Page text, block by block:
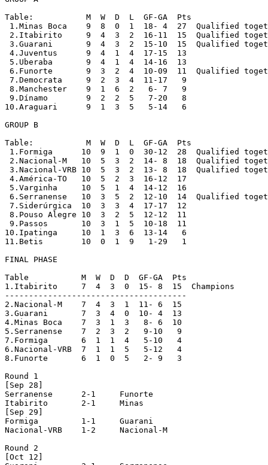
Table:		 M  W  D  L  GF-GA  Pts
1.Minas Boca	 9  8  0  1  18- 4  27  Qualified together U-17 Team
2.Itabirito   	 9  4  3  2  16-11  15  Qualified together U-17 Team
3.Guarani	 9  4  3  2  15-10  15  Qualified together U-17 Team
4.Juventus	 9  4  1  4  17-15  13
5.Uberaba	 9  4  1  4  14-16  13
6.Funorte	 9  3  2  4  10-09  11  Qualified together U-17 Team
7.Democrata	 9  2  3  4  11-17   9
8.Manchester	 9  1  6  2   6- 7   9
9.Dínamo	 9  2  2  5   7-20   8
10.Araguari	 9  1  3  5   5-14   6
GROUP B
Table:		 M  W  D  L  GF-GA  Pts
1.Formiga	10  9  1  0  30-12  28  Qualified together U-17 Team
2.Nacional-M	10  5  3  2  14- 8  18  Qualified together U-17 Team
3.Nacional-VRB	10  5  3  2  13- 8  18  Qualified together U-17 Team
4.América-TO	10  5  2  3  16-12  17
5.Varginha	10  5  1  4  14-12  16
6.Serranense	10  3  5  2  12-10  14  Qualified together U-17 Team
7.Siderúrgica	10  3  3  4  17-17  12
8.Pouso Alegre	10  3  2  5  12-12  11
9.Passos	10  3  1  5  10-18  11
10.Ipatinga	10  1  3  6  13-14   6
11.Betis	10  0  1  9   1-29   1
FINAL PHASE
Table		M  W  D  D  GF-GA  Pts
1.Itabirito	7  4  3  0  15- 8  15  Champions
--------------------------------------
2.Nacional-M	7  4  3  1  11- 6  15
3.Guarani	7  3  4  0  10- 4  13
4.Minas Boca	7  3  1  3   8- 6  10
5.Serranense	7  2  3  2   9-10   9
7.Formiga	6  1  1  4   5-10   4
6.Nacional-VRB	7  1  1  5   5-12   4
8.Funorte	6  1  0  5   2- 9   3
Round 1
[Sep 28]
Serranense	2-1	Funorte
Itabirito	2-1	Minas
[Sep 29]
Formiga		1-1	Guarani
Nacional-VRB	1-2	Nacional-M
Round 2
[Oct 12]